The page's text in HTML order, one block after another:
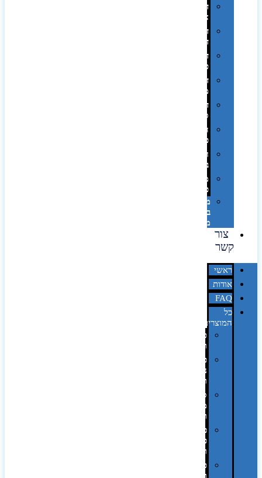
דפוס
אופסט
דפוס
דיגיטלי
דפוס
טמפון
דפוס
משי
דפוס
סובלימציה
הדפס
פרוצס
חריטה
בלייזר
מהו
פנטון?
מיתוג
באמצעות
מדבקות
צור
קשר
ראשי
אודות
FAQ
כל
המוצרים
טכנולוגיה
וגאדג'טים
פנאי,
נופש
ונסיעות
סביבת
משרד
ופרימיום
כלים,
פנסים
ורכב
טקסטיל
וחורף